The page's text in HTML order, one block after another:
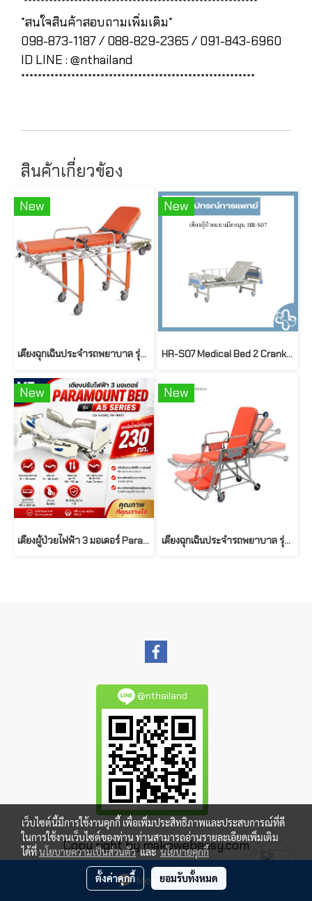
Message Us
********************************************************
*สนใจสินค้าสอบถามเพิ่มเติม*
098-873-1187 / 088-829-2365 / 091-843-6960
ID LINE : @nthailand
********************************************************
สินค้าเกี่ยวข้อง
New
เตียงฉุกเฉินประจำรถพยาบาล รุ่น SKB039(D) ยี่ห้อ SAIKANG
New
HR-S07 Medical Bed 2 Cranks | เตียงผู้ป่วยมือหมุน 2 ไกร์ รุ่น HR-S07 พร้อมที่นอน 4 ตอน
New
เตียงผู้ป่วยไฟฟ้า 3 มอเตอร์ Paramout Bed รุ่น A5 Series ( Electric Hospital Bed ) รองรับน้ำหนักได้สูงสุด 230 กก.
New
เตียงฉุกเฉินประจำรถพยาบาล รุ่น SKB039(E) ยี่ห้อ SAIKANG
@nthailand
Copy right by makewebeasy.com
ผู้เข้าชมวันนี้ 1,837
เว็บไซต์นี้มีการใช้งานคุกกี้ เพื่อเพิ่มประสิทธิภาพและประสบการณ์ที่ดี
ในการใช้งานเว็บไซต์ของท่าน ท่านสามารถอ่านรายละเอียดเพิ่มเติม
ได้ที่นโยบายความเป็นส่วนตัวและนโยบายคุกกี้
ตั้งค่าคุกกี้ ยอมรับทั้งหมด